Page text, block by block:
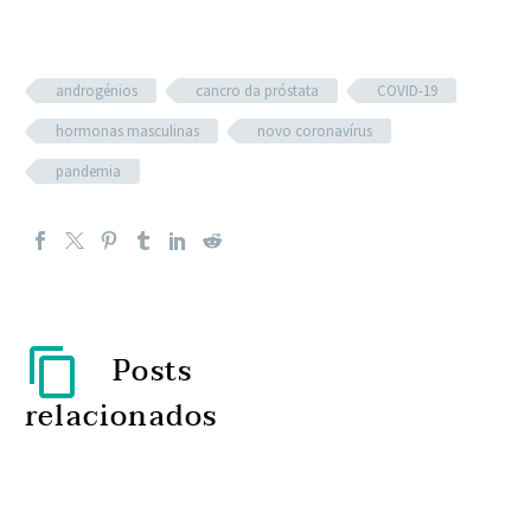
androgénios cancro da próstata
COVID-19
hormonas masculinas
novo coronavírus
pandemia
Posts
relacionados